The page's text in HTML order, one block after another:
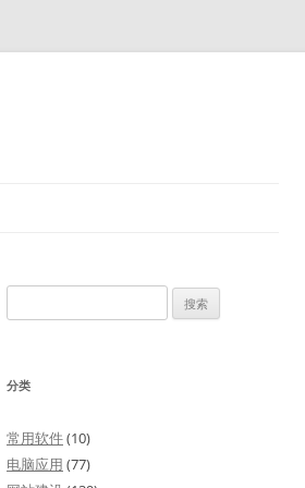
索：
分类
常用软件(10)
电脑应用 (77)